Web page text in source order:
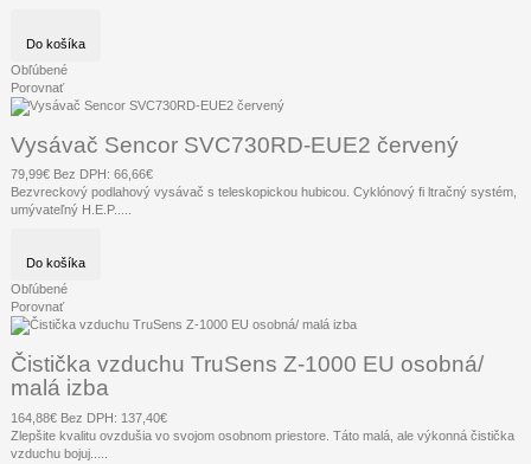
Do košíka
Obľúbené
Porovnať
Vysávač Sencor SVC730RD-EUE2 červený
79,99€ Bez DPH: 66,66€
Bezvreckový podlahový vysávač s teleskopickou hubicou. Cyklónový fi ltračný systém,
umývateľný H.E.P.....
Do košíka
Obľúbené
Porovnať
Čistička vzduchu TruSens Z-1000 EU osobná/
malá izba
164,88€ Bez DPH: 137,40€
Zlepšite kvalitu ovzdušia vo svojom osobnom priestore. Táto malá, ale výkonná čistička
vzduchu bojuj.....